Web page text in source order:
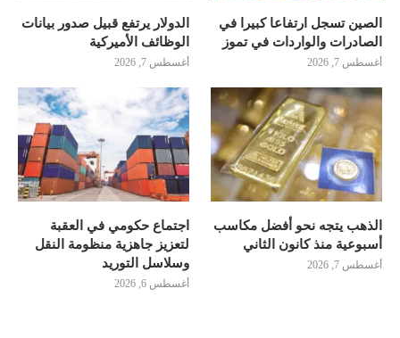
الصين تسجل ارتفاعا كبيرا في
الصادرات والواردات في تموز
أغسطس 7, 2026
الدولار يرتفع قبيل صدور بيانات
الوظائف الأميركية
أغسطس 7, 2026
الذهب يتجه نحو أفضل مكاسب
أسبوعية منذ كانون الثاني
أغسطس 7, 2026
اجتماع حكومي في العقبة
لتعزيز جاهزية منظومة النقل
وسلاسل التوريد
أغسطس 6, 2026